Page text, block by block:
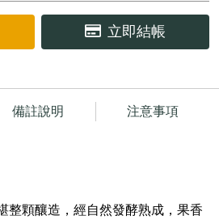
立即結帳
備註說明 注意事項
整顆釀造，經自然發酵熟成，果香